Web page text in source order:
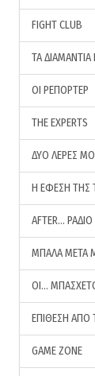
FIGHT CLUB
ΤΑ ΔΙΑΜΑΝΤΙΑ
ΟΙ ΡΕΠΟΡΤΕΡ
THE EXPERTS
ΔΥΟ ΛΕΡΕΣ
Η ΕΦΕΣΗ ΤΗΣ
AFTER… ΡΑΔΙΟ
ΜΠΑΛΑ ΜΕΤΑ
ΟΙ…
ΕΠΙΘΕΣΗ ΑΠΟ
GAME ZONE